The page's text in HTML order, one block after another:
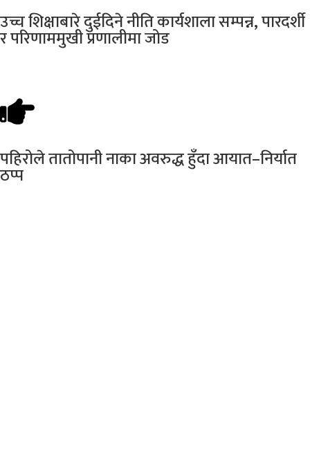
उच्चशिक्षाबारे दुईदिने नीति कार्यशाला सम्पन्न, पारदर्शी
र परिणाममुखी प्रणालीमा जोड
पहिरोलेतातोपानी नाका अवरुद्ध हुँदा आयात–निर्यात
ठप्प